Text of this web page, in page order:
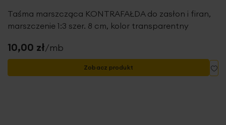
Taśma marszcząca KONTRAFAŁDA do zasłon i firan,
marszczenie 1:3 szer. 8 cm, kolor transparentny
10,00 zł/mb
Zobacz produkt